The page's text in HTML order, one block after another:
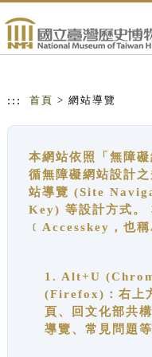
::: 首頁 > 網站導覽
本網站依照「無障
循無障礙網站設計
站導覽 (Site
Key) 等設計方式。
﹝Accesskey，也
1. Alt+U
(Firefox)：右上
頁、回文化部共
導覽、常見問題等